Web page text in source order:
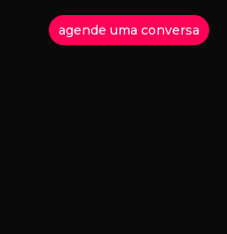
agende uma conversa